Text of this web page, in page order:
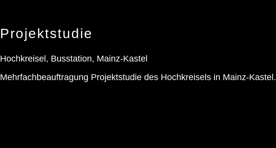
Projektstudie
Hochkreisel, Busstation, Mainz-Kastel
Mehrfachbeauftragung Projektstudie des Hochkreisels in Mainz-Kastel.